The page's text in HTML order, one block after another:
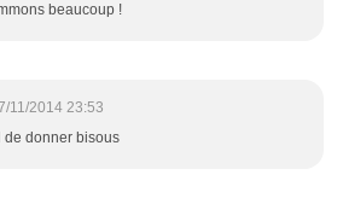
beaucoup !
11/2014 23:53
de donner bisous